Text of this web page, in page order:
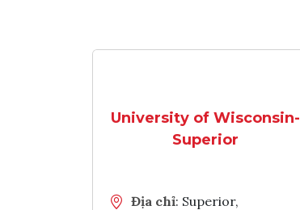
University of Wisconsin-
Superior
Địa chỉ: Superior,